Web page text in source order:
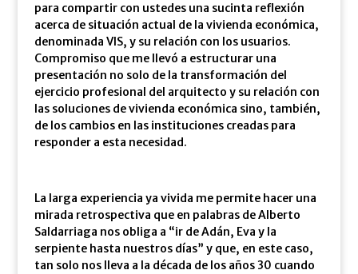
para compartir con ustedes una sucinta reflexión
acerca de situación actual de la vivienda económica,
denominada VIS, y su relación con los usuarios.
Compromiso que me llevó a estructurar una
presentación no solo de la transformación del
ejercicio profesional del arquitecto y su relación con
las soluciones de vivienda económica sino, también,
de los cambios en las instituciones creadas para
responder a esta necesidad.
La larga experiencia ya vivida me permite hacer una
mirada retrospectiva que en palabras de Alberto
Saldarriaga nos obliga a “ir de Adán, Eva y la
serpiente hasta nuestros días” y que, en este caso,
tan solo nos lleva a la década de los años 30 cuando